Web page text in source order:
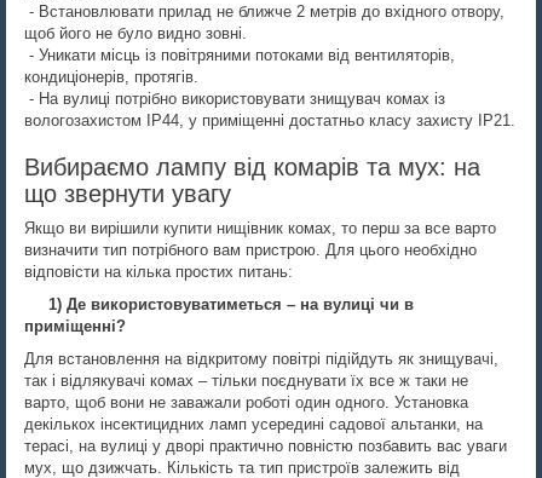
- Встановлювати прилад не ближче 2 метрів до вхідного отвору,
щоб його не було видно зовні.
- Уникати місць із повітряними потоками від вентиляторів,
кондиціонерів, протягів.
- На вулиці потрібно використовувати знищувач комах із
вологозахистом IP44, у приміщенні достатньо класу захисту IP21.
Вибираємо лампу від комарів та мух: на
що звернути увагу
Якщо ви вирішили купити нищівник комах, то перш за все варто
визначити тип потрібного вам пристрою. Для цього необхідно
відповісти на кілька простих питань:
1) Де використовуватиметься – на вулиці чи в
приміщенні?
Для встановлення на відкритому повітрі підійдуть як знищувачі,
так і відлякувачі комах – тільки поєднувати їх все ж таки не
варто, щоб вони не заважали роботі один одного. Установка
декількох інсектицидних ламп усередині садової альтанки, на
терасі, на вулиці у дворі практично повністю позбавить вас уваги
мух, що дзижчать. Кількість та тип пристроїв залежить від